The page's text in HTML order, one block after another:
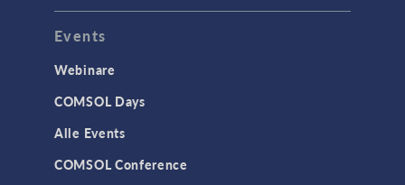
Events
Webinare
COMSOL Days
Alle Events
COMSOL Conference